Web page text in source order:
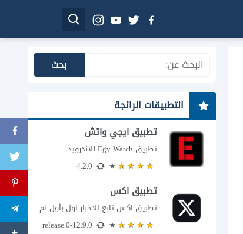
التطبيقات الرائجة
تطبيق ايجي واتش
تطبيق Egy Watch للاندرويد
تطبيق اكس
تطبيق اكس تابع الاخبار اول بأول لم يعد تطبيق X، المعروف سابقا باسم تويتر،...